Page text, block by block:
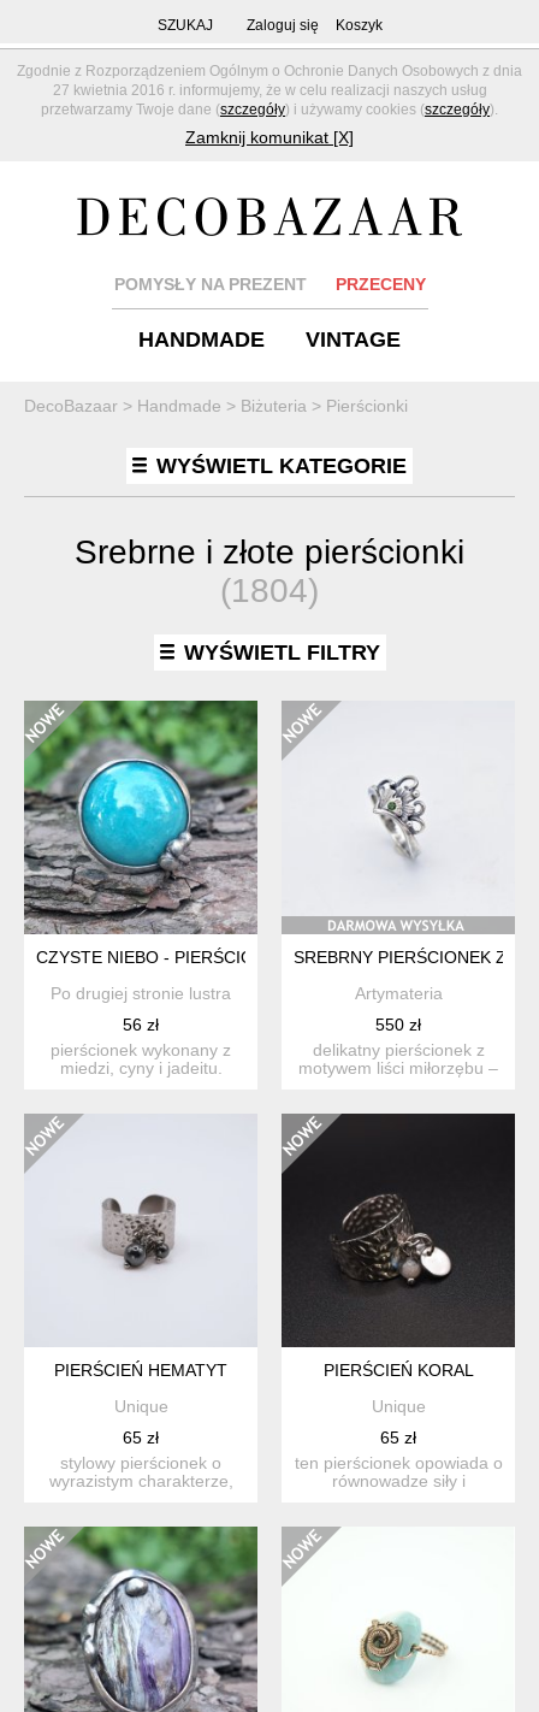
Zgodnie z Rozporządzeniem Ogólnym o Ochronie Danych Osobowych z dnia
27 kwietnia 2016 r. informujemy, że w celu realizacji naszych usług
przetwarzamy Twoje dane (szczegóły) i używamy cookies (szczegóły).
Zamknij komunikat [X]
SZUKAJ Zaloguj się Koszyk
POMYSŁY NA PREZENT PRZECENY
HANDMADE VINTAGE
DecoBazaar > Handmade > Biżuteria > Pierścionki
WYŚWIETL KATEGORIE
Srebrne i złote pierścionki
(1804)
WYŚWIETL FILTRY
CZYSTE NIEBO - PIERŚCIONEK REGULOWANY
Po drugiej stronie lustra
56 zł
pierścionek wykonany z
miedzi, cyny i jadeitu.
SREBRNY PIERŚCIONEK Z
Artymateria
550 zł
delikatny pierścionek z
motywem liści miłorzębu –
PIERŚCIEŃ HEMATYT
Unique
65 zł
stylowy pierścionek o
wyrazistym charakterze,
PIERŚCIEŃ KORAL
Unique
65 zł
ten pierścionek opowiada o
równowadze siły i